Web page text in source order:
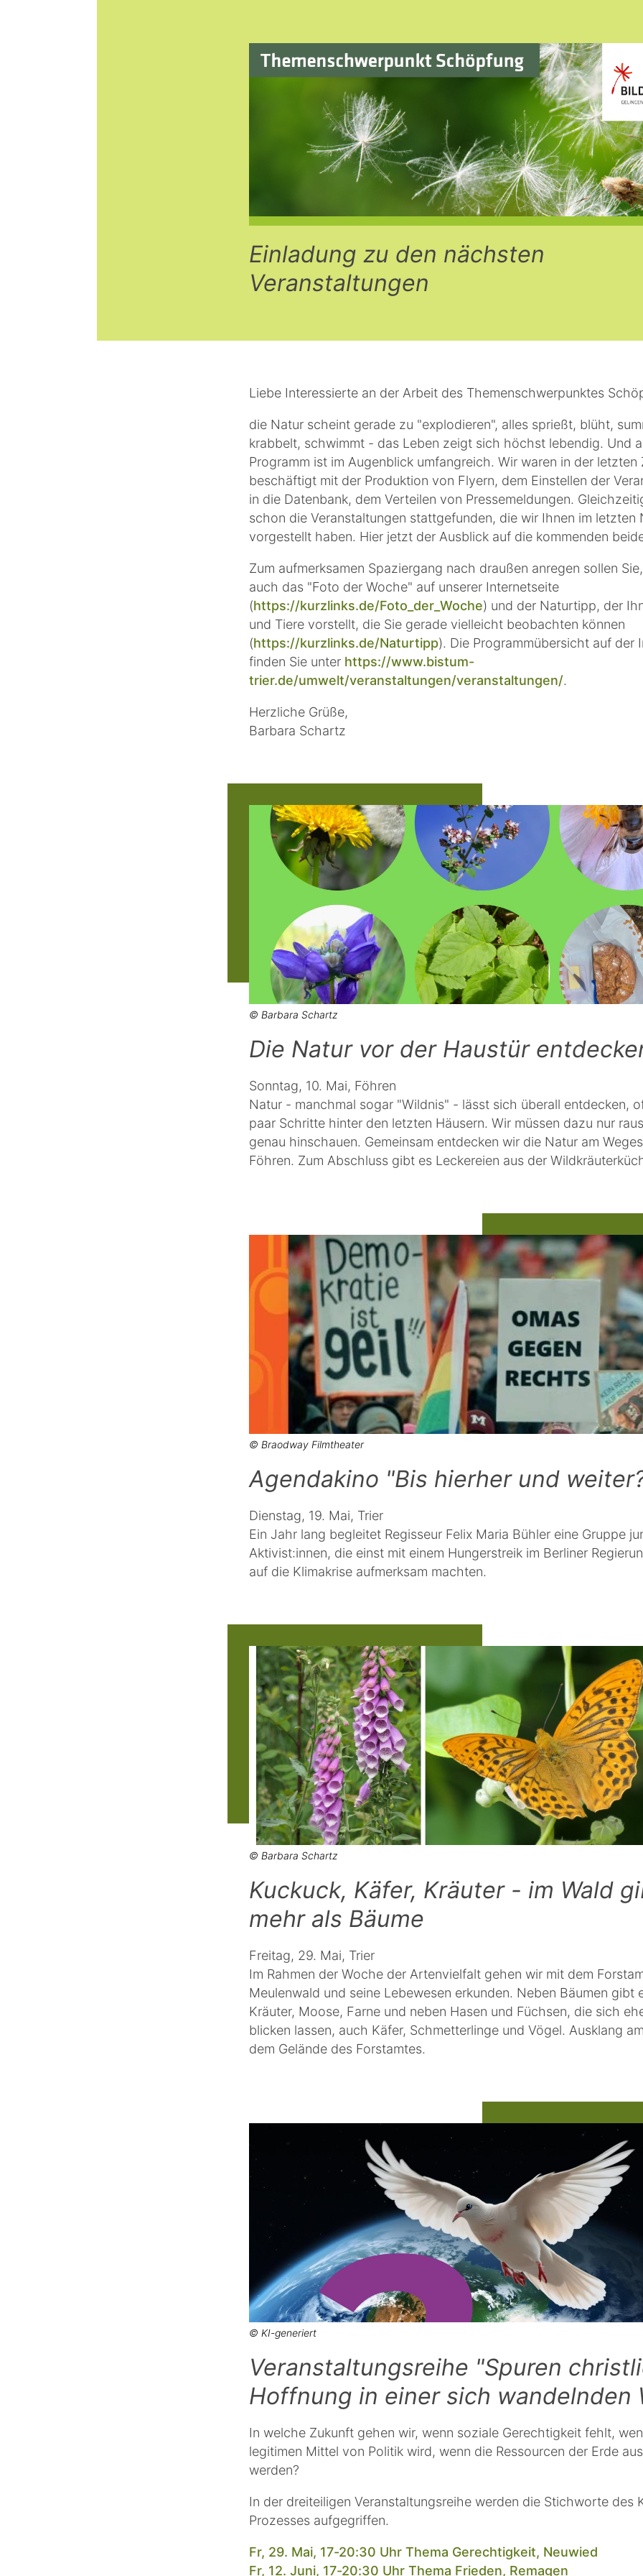
Einladung zu den nächsten
Veranstaltungen
Liebe Interessierte an der Arbeit des Themenschwerpunktes
die Natur scheint gerade zu "explodieren", alles sprießt, blüht,
krabbelt, schwimmt - das Leben zeigt sich höchst lebendig. Und
Programm ist im Augenblick umfangreich. Wir waren in der letzten
beschäftigt mit der Produktion von Flyern, dem Einstellen der
in die Datenbank, dem Verteilen von Pressemeldungen.
schon die Veranstaltungen stattgefunden, die wir Ihnen im letzten
vorgestellt haben. Hier jetzt der Ausblick auf die kommenden
Zum aufmerksamen Spaziergang nach draußen anregen sollen
auch das "Foto der Woche" auf unserer Internetseite
(https://kurzlinks.de/Foto_der_Woche) und der Naturtipp, der
und Tiere vorstellt, die Sie gerade vielleicht beobachten können
(https://kurzlinks.de/Naturtipp). Die Programmübersicht auf der
finden Sie unter https://www.bistum-
trier.de/umwelt/veranstaltungen/veranstaltungen/.
Herzliche Grüße,
Barbara Schartz
© Barbara Schartz
Die Natur vor der Haustür
Sonntag, 10. Mai, Föhren
Natur - manchmal sogar "Wildnis" - lässt sich überall entdecken,
paar Schritte hinter den letzten Häusern. Wir müssen dazu nur
genau hinschauen. Gemeinsam entdecken wir die Natur am
Föhren. Zum Abschluss gibt es Leckereien aus der
© Braodway Filmtheater
Agendakino "Bis hierher und
Dienstag, 19. Mai, Trier
Ein Jahr lang begleitet Regisseur Felix Maria Bühler eine Gruppe
Aktivist:innen, die einst mit einem Hungerstreik im Berliner
auf die Klimakrise aufmerksam machten.
© Barbara Schartz
Kuckuck, Käfer, Kräuter - im Wald
mehr als Bäume
Freitag, 29. Mai, Trier
Im Rahmen der Woche der Artenvielfalt gehen wir mit dem
Meulenwald und seine Lebewesen erkunden. Neben Bäumen gibt
Kräuter, Moose, Farne und neben Hasen und Füchsen, die sich
blicken lassen, auch Käfer, Schmetterlinge und Vögel. Ausklang
dem Gelände des Forstamtes.
© KI-generiert
Veranstaltungsreihe "Spuren
Hoffnung in einer sich wandelnden
In welche Zukunft gehen wir, wenn soziale Gerechtigkeit fehlt,
legitimen Mittel von Politik wird, wenn die Ressourcen der Erde
werden?
In der dreiteiligen Veranstaltungsreihe werden die Stichworte des
Prozesses aufgegriffen.
Fr, 29. Mai, 17-20:30 Uhr Thema Gerechtigkeit, Neuwied
Fr, 12. Juni, 17-20:30 Uhr Thema Frieden, Remagen